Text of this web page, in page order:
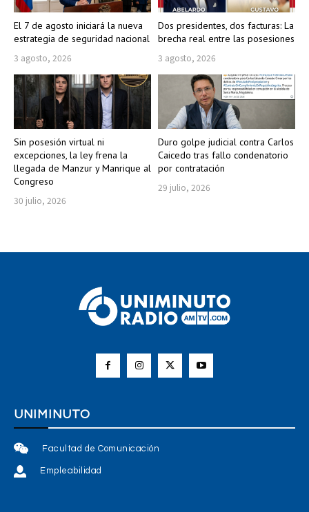
El 7 de agosto iniciará la nueva
estrategia de seguridad nacional
3 agosto, 2026
Dos presidentes, dos facturas: La
brecha real entre las posesiones
3 agosto, 2026
Sin posesión virtual ni
excepciones, la ley frena la
llegada de Manzur y Manrique al
Congreso
30 julio, 2026
Duro golpe judicial contra Carlos
Caicedo tras fallo condenatorio
por contratación
29 julio, 2026
UNIMINUTO
Facultad de Comunicación
Empleabilidad